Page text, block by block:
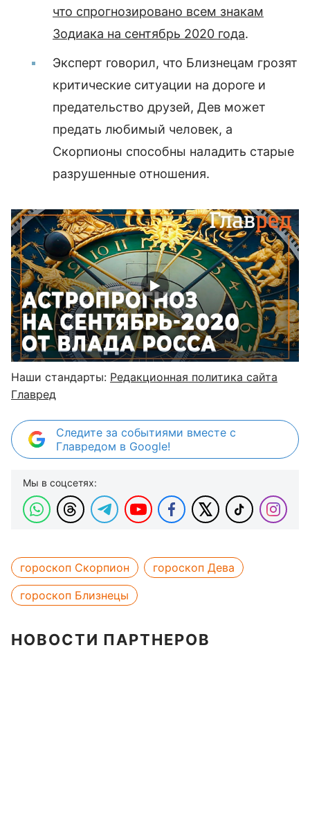
что спрогнозировано всем знакам
Зодиака на сентябрь 2020 года.
Эксперт говорил, что Близнецам грозят
критические ситуации на дороге и
предательство друзей, Дев может
предать любимый человек, а
Скорпионы способны наладить старые
разрушенные отношения.
Наши стандарты: Редакционная политика сайта
Главред
Следите за событиями вместе с
Главредом в Google!
Мы в соцсетях:
гороскоп Скорпион
гороскоп Дева
гороскоп Близнецы
НОВОСТИ ПАРТНЕРОВ